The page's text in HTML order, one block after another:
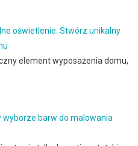
oświetlenie: Stwórz unikalny
element wyposażenia domu,
wyborze barw do malowania